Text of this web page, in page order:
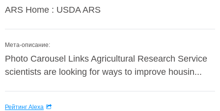
ARS Home : USDA ARS
Мета-описание:
Photo Carousel Links Agricultural Research Service
scientists are looking for ways to improve housin...
Рейтинг Alexa